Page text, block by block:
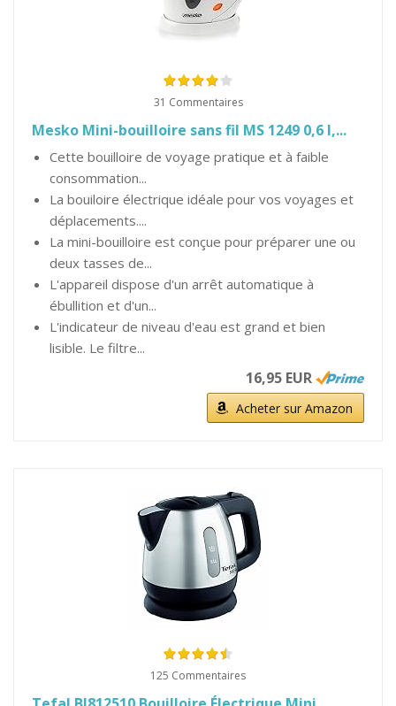
31 Commentaires
Mesko Mini-bouilloire sans fil MS 1249 0,6 l,...
Cette bouilloire de voyage pratique et à faible
consommation...
La bouiloire électrique idéale pour vos voyages et
déplacements....
La mini-bouilloire est conçue pour préparer une ou
deux tasses de...
L'appareil dispose d'un arrêt automatique à
ébullition et d'un...
L'indicateur de niveau d'eau est grand et bien
lisible. Le filtre...
16,95 EUR
Acheter sur Amazon
125 Commentaires